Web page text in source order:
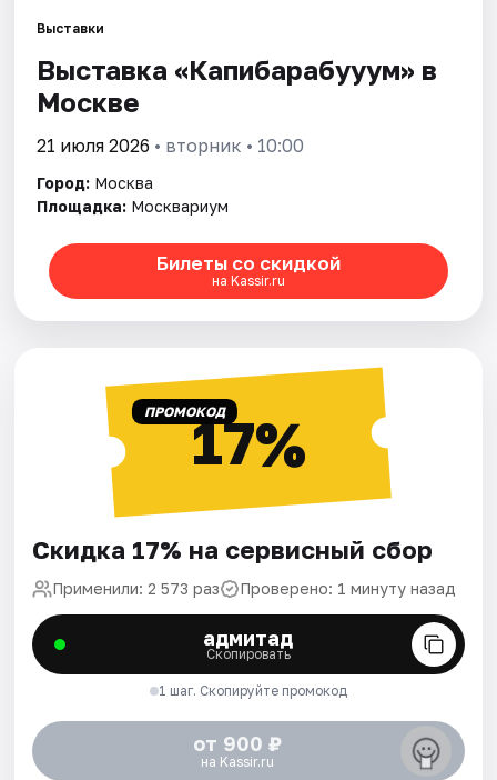
Города
Площадки
Рейтинги
Выставки
Выставка «Капибарабууум» в
Москве
21 июля 2026 • вторник • 10:00
Город: Москва
Площадка: Москвариум
Билеты со скидкой
на Kassir.ru
ПРОМОКОД17%
Скидка 17% на сервисный сбор
Применили: 2 573 раз Проверено: 1 минуту назад
адмитад
Скопировать
1 шаг. Скопируйте промокод
от 900 ₽
на Kassir.ru